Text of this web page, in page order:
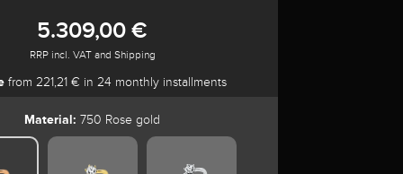
5.309,00 €
RRP incl. VAT and Shipping
from 221,21 € in 24 monthly installments
Material: 750 Rose gold